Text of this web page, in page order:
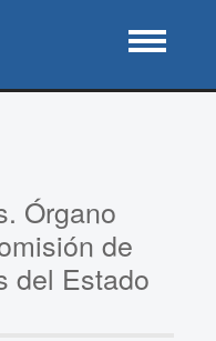
Órgano
de
del Estado